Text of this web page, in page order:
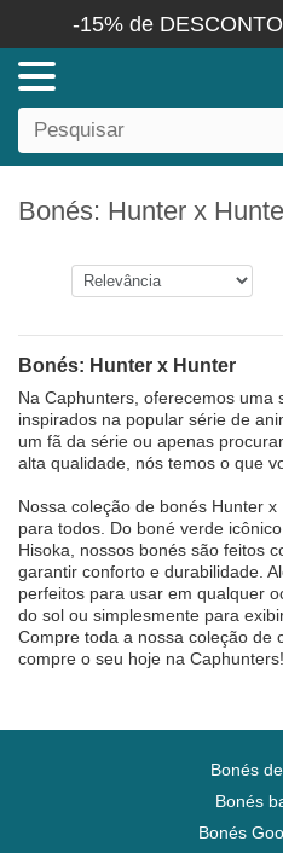
-15% de
Bonés: Hunter x
Bonés: Hunter x Hunter
Na Caphunters, oferecemos uma
inspirados na popular série de
um fã da série ou apenas
alta qualidade, nós temos o que
Nossa coleção de bonés Hunter
para todos. Do boné verde
Hisoka, nossos bonés são feitos
garantir conforto e durabilidade.
perfeitos para usar em qualquer
do sol ou simplesmente para
Compre toda a nossa coleção de
compre o seu hoje na Caphunters!
Bonés
Bonés
Bonés